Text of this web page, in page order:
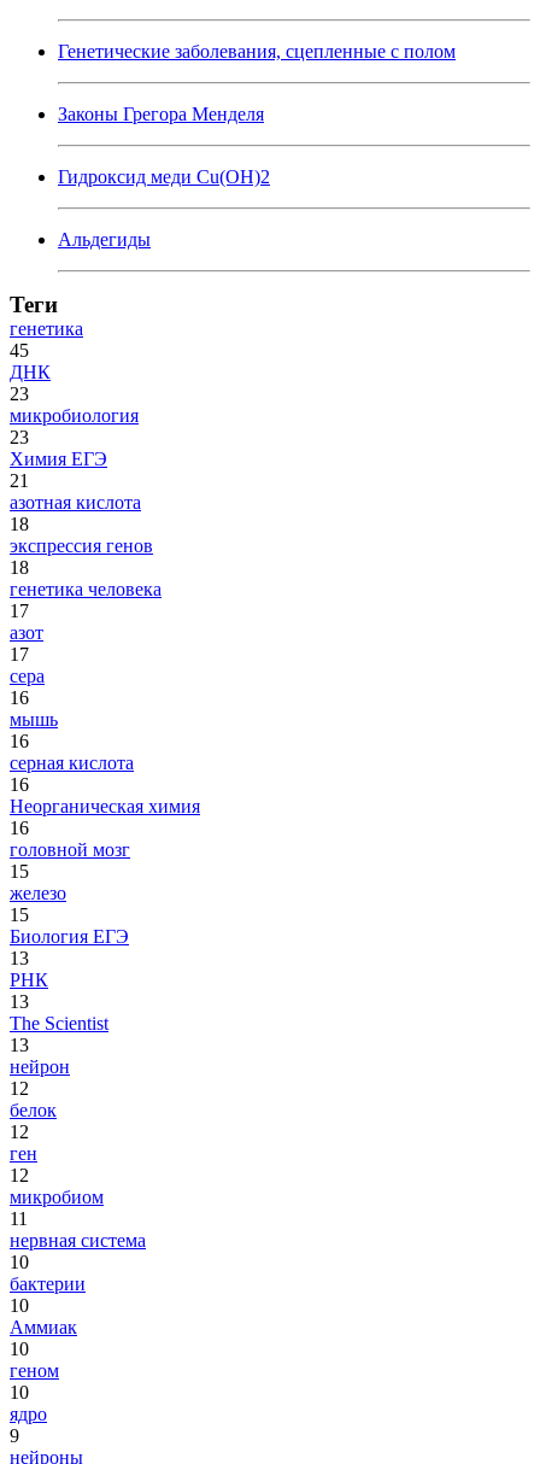
Генетические заболевания, сцепленные с полом
Законы Грегора Менделя
Гидроксид меди Cu(OH)2
Альдегиды
Теги
генетика
45
ДНК
23
микробиология
23
Химия ЕГЭ
21
азотная кислота
18
экспрессия генов
18
генетика человека
17
азот
17
сера
16
мышь
16
серная кислота
16
Неорганическая химия
16
головной мозг
15
железо
15
Биология ЕГЭ
13
РНК
13
The Scientist
13
нейрон
12
белок
12
ген
12
микробиом
11
нервная система
10
бактерии
10
Аммиак
10
геном
10
ядро
9
нейроны